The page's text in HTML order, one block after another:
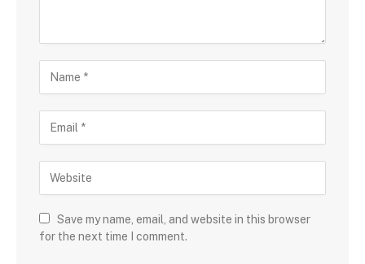
Save my name, email, and website in this browser
for the next time I comment.